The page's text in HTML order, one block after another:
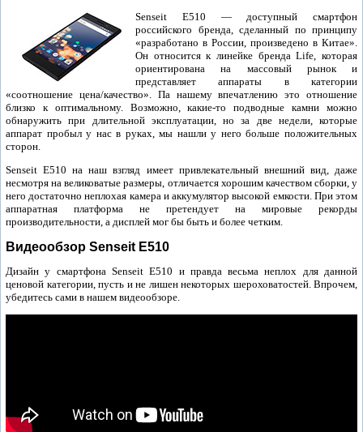
Senseit E510 — доступный смартфон
российского бренда, сделанный по принципу
«разработано в России, произведено в Китае».
Он относится к линейке бренда Life, которая
ориентирована на массовый рынок и
представляет аппараты в категории
«соотношение цена/качество». Па нашему впечатлению это отношение
близко к оптимальному. Возможно, какие-то подводные камни можно
обнаружить при длительной эксплуатации, но за две недели, которые
аппарат пробыл у нас в руках, мы нашли у него больше положительных
сторон.
Senseit E510 на наш взгляд имеет привлекательный внешний вид, даже
несмотря на великоватые размеры, отличается хорошим качеством сборки, у
него достаточно неплохая камера и аккумулятор высокой емкости. При этом
аппаратная платформа не претендует на мировые рекорды
производительности, а дисплей мог бы быть и более четким.
Видеообзор Senseit E510
Дизайн у смартфона Senseit E510 и правда весьма неплох для данной
ценовой категории, пусть и не лишен некоторых шероховатостей. Впрочем,
убедитесь сами в нашем видеообзоре.